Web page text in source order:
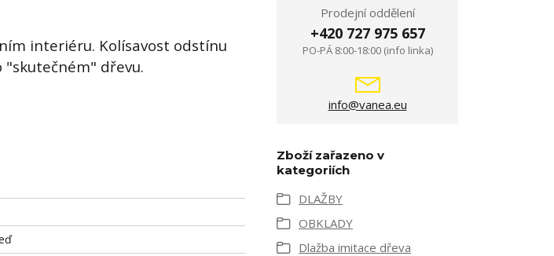
interiéru. Kolísavost odstínu
dřevu.
Prodejní oddělení
+420 727 975 657
PO-PÁ 8:00-18:00 (info linka)
info@vanea.eu
Zboží zařazeno v
kategoriích
DLAŽBY
OBKLADY
Dlažba imitace dřeva